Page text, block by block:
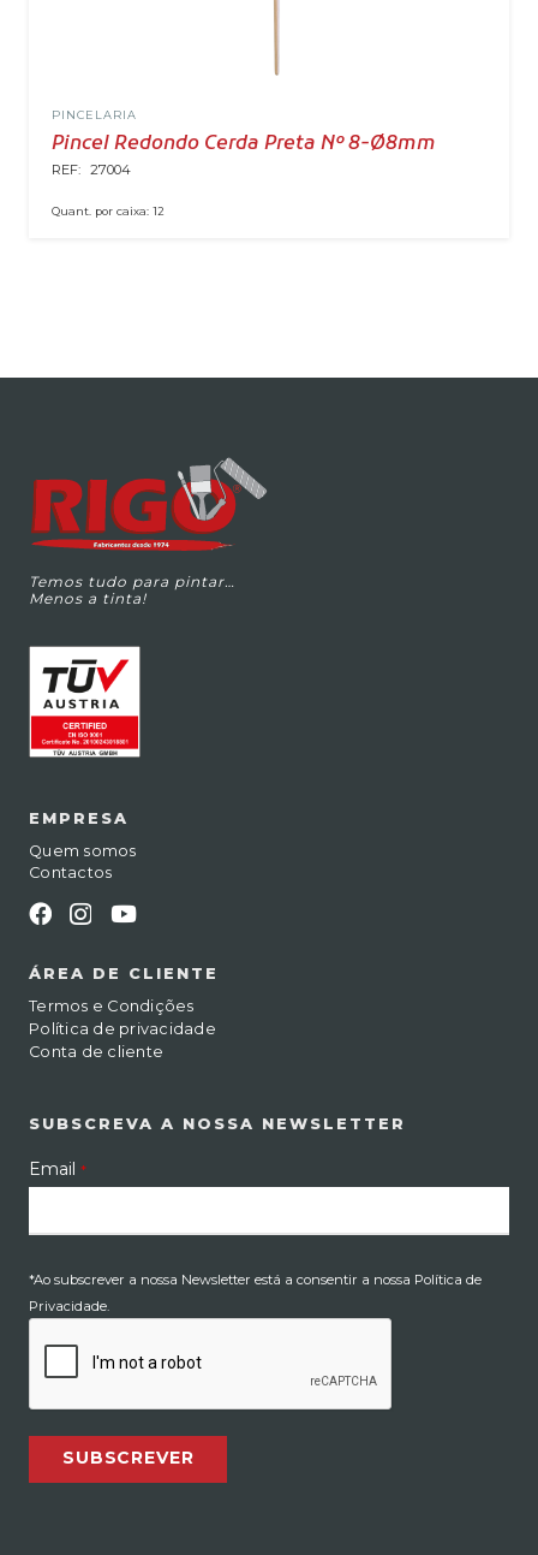
PINCELARIA
Pincel Redondo Cerda Preta Nº 8-Ø8mm
REF: 27004
Quant. por caixa:12
Temos tudo para pintar…
Menos a tinta!
EMPRESA
Quem somos
Contactos
ÁREA DE CLIENTE
Termos e Condições
Política de privacidade
Conta de cliente
SUBSCREVA A NOSSA NEWSLETTER
Email *
*Ao subscrever a nossa Newsletter está a consentir a nossa Política de
Privacidade.
SUBSCREVER